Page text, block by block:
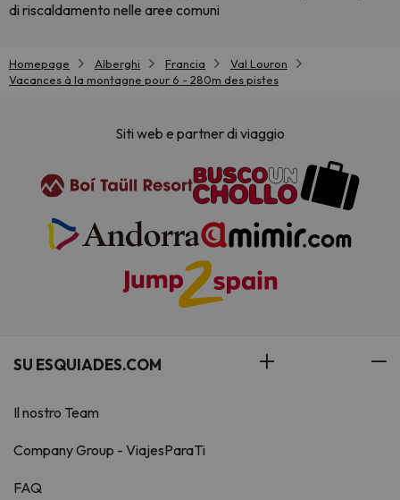
di riscaldamento nelle aree comuni
Homepage Alberghi Francia
Val Louron
Vacances à la montagne pour 6 - 280m des pistes
Siti web e partner di viaggio
SU ESQUIADES.COM
Il nostro Team
Company Group - ViajesParaTi
FAQ